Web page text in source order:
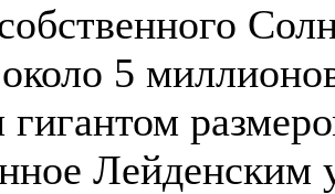
5
гигантом
Лейденским